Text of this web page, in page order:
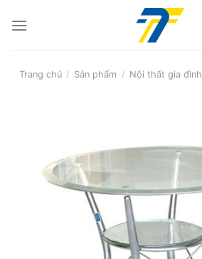
Trang chủ / Sản phẩm / Nội thất gia đình